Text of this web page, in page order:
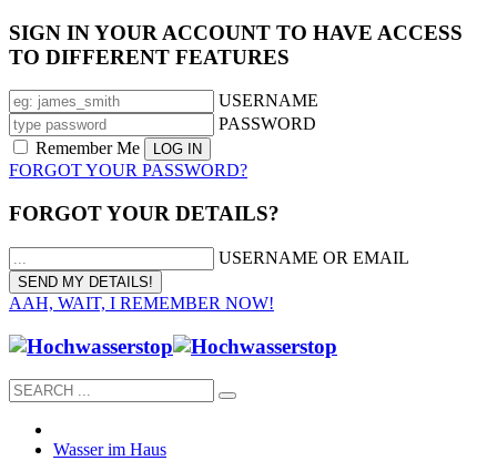
SIGN IN YOUR ACCOUNT TO HAVE ACCESS
TO DIFFERENT FEATURES
USERNAME
PASSWORD
Remember Me
FORGOT YOUR PASSWORD?
FORGOT YOUR DETAILS?
USERNAME OR EMAIL
AAH, WAIT, I REMEMBER NOW!
Wasser im Haus